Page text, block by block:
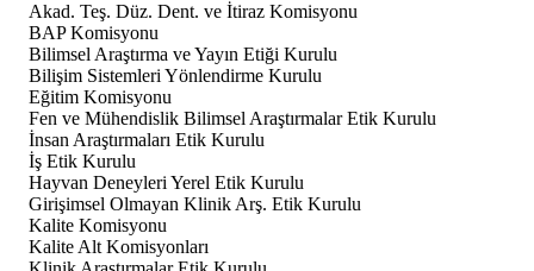
Akad. Teş. Düz. Dent. ve İtiraz Komisyonu
BAP Komisyonu
Bilimsel Araştırma ve Yayın Etiği Kurulu
Bilişim Sistemleri Yönlendirme Kurulu
Eğitim Komisyonu
Fen ve Mühendislik Bilimsel Araştırmalar Etik Kurulu
İnsan Araştırmaları Etik Kurulu
İş Etik Kurulu
Hayvan Deneyleri Yerel Etik Kurulu
Girişimsel Olmayan Klinik Arş. Etik Kurulu
Kalite Komisyonu
Kalite Alt Komisyonları